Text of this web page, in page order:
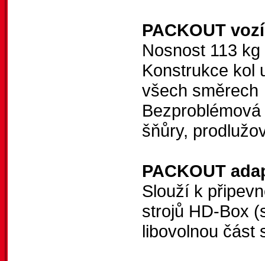
PACKOUT
Nosnost 113 kg
Konstrukce kol
všech směrech
šňůry,
PACKOUT
Slouží k
strojů HD-Box
libovolnou část